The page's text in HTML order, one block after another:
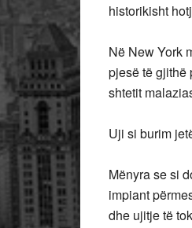
historikisht
Në New York
pjesë të gjithë
shtetit
Uji si burim
Mënyra se si
impiant
dhe ujitje të